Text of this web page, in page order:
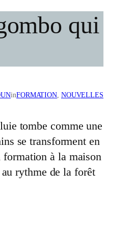
qui
inFORMATION NOUVELLES
tombe comme une
se transforment en
formation à la maison
rythme de la forêt